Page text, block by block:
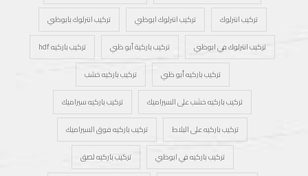
تركيب انترلوك
تركيب انترلوك ابوظبي
تركيب انترلوك بابوظبي
تركيب انترلوك في ابوظبي
تركيب باركية أبو ظبي
تركيب باركيه hdf
تركيب باركيه أبو ظبي
تركيب باركيه خشب
تركيب باركيه خشب على السيراميك
تركيب باركيه سيراميك
تركيب باركيه على البلاط
تركيب باركيه فوق السيراميك
تركيب باركيه في ابوظبي
تركيب باركيه لصق